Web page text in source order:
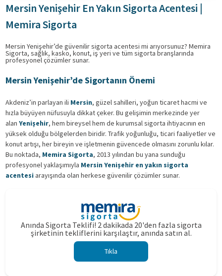
Mersin Yenişehir En Yakın Sigorta Acentesi |
Memira Sigorta
Mersin Yenişehir’de güvenilir sigorta acentesi mi arıyorsunuz? Memira
Sigorta, sağlık, kasko, konut, iş yeri ve tüm sigorta branşlarında
profesyonel çözümler sunar.
Mersin Yenişehir’de Sigortanın Önemi
Akdeniz’in parlayan ili Mersin, güzel sahilleri, yoğun ticaret hacmi ve
hızla büyüyen nüfusuyla dikkat çeker. Bu gelişimin merkezinde yer
alan Yenişehir, hem bireysel hem de kurumsal sigorta ihtiyacının en
yüksek olduğu bölgelerden biridir. Trafik yoğunluğu, ticari faaliyetler ve
konut artışı, her bireyin ve işletmenin güvencede olmasını zorunlu kılar.
Bu noktada, Memira Sigorta, 2013 yılından bu yana sunduğu
profesyonel yaklaşımıyla Mersin Yenişehir en yakın sigorta
acentesi arayışında olan herkese güvenilir çözümler sunar.
Anında Sigorta Teklifi! 2 dakikada 20'den fazla sigorta
şirketinin tekliflerini karşılaştır, anında satın al.
Tıkla